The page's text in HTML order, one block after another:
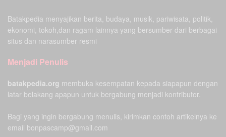
Batakpedia menyajikan berita, budaya, musik, pariwisata, politik,
ekonomi, tokoh,dan ragam lainnya yang bersumber dari berbagai
situs dan narasumber resmi
Menjadi Penulis
batakpedia.org membuka kesempatan kepada siapapun dengan
latar belakang apapun untuk bergabung menjadi kontributor.
Bagi yang ingin bergabung menulis, kirimkan contoh artikelnya ke
email bonpascamp@gmail.com